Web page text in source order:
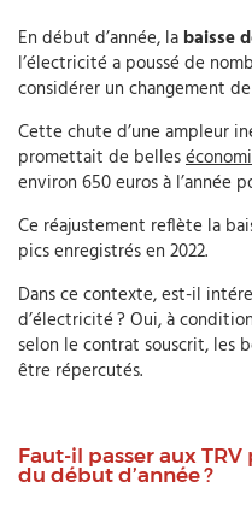
En début d’année, la baisse
l’électricité a poussé de
considérer un changement
Cette chute d’une ampleur
promettait de belles
environ 650 euros à l’année
Ce réajustement reflète la
pics enregistrés en 2022.
Dans ce contexte, est-il
d’électricité ? Oui, à
selon le contrat souscrit, les
être répercutés.
Faut-il passer aux
du début d’année ?